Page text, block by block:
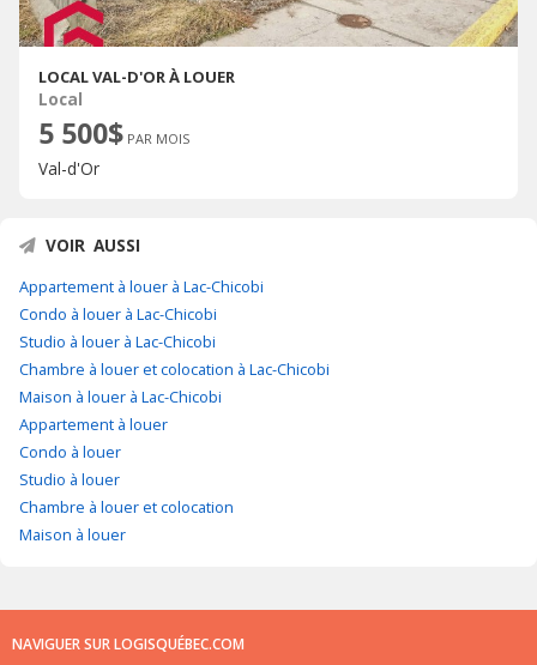
LOCAL VAL-D'OR À LOUER
Local
5 500$ PAR MOIS
Val-d'Or
VOIR AUSSI
Appartement à louer à Lac-Chicobi
Condo à louer à Lac-Chicobi
Studio à louer à Lac-Chicobi
Chambre à louer et colocation à Lac-Chicobi
Maison à louer à Lac-Chicobi
Appartement à louer
Condo à louer
Studio à louer
Chambre à louer et colocation
Maison à louer
NAVIGUER SUR LOGISQUÉBEC.COM